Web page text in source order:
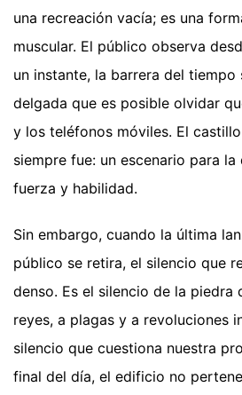
una recreación vacía; es una
muscular. El público observa
un instante, la barrera del tiempo
delgada que es posible olvidar
y los teléfonos móviles. El
siempre fue: un escenario para
fuerza y habilidad.
Sin embargo, cuando la última
público se retira, el silencio que
denso. Es el silencio de la piedra
reyes, a plagas y a revoluciones
silencio que cuestiona nuestra
final del día, el edificio no